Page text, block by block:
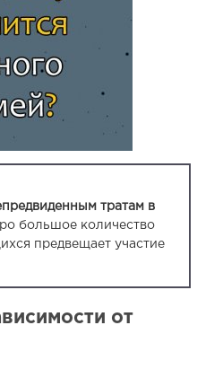
тратам в
большое количество
предвещает участие
от